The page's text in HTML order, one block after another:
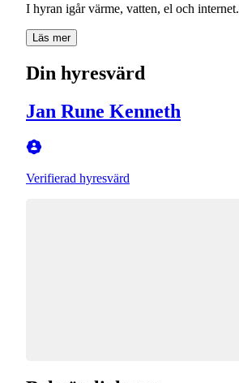
I hyran igår värme, vatten, el och internet.
Läs mer
Din hyresvärd
Jan Rune Kenneth
Verifierad hyresvärd